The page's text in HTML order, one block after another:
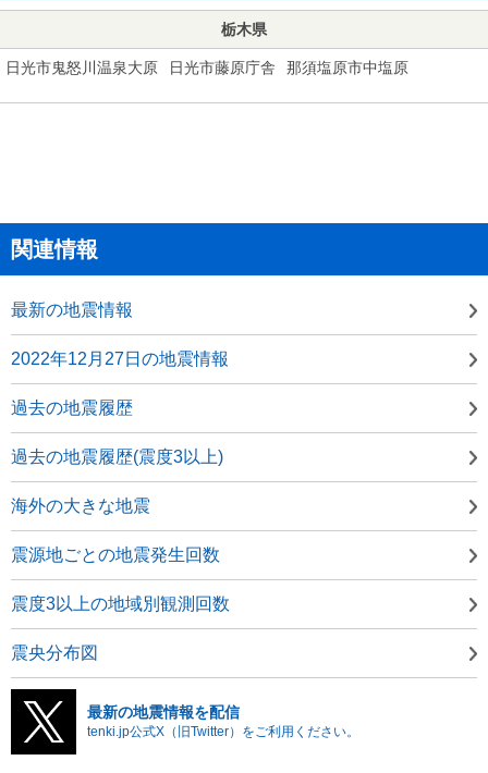
栃木県
日光市鬼怒川温泉大原 日光市藤原庁舎 那須塩原市中塩原
関連情報
最新の地震情報
2022年12月27日の地震情報
過去の地震履歴
過去の地震履歴(震度3以上)
海外の大きな地震
震源地ごとの地震発生回数
震度3以上の地域別観測回数
震央分布図
最新の地震情報を配信
tenki.jp公式X（旧Twitter）をご利用ください。